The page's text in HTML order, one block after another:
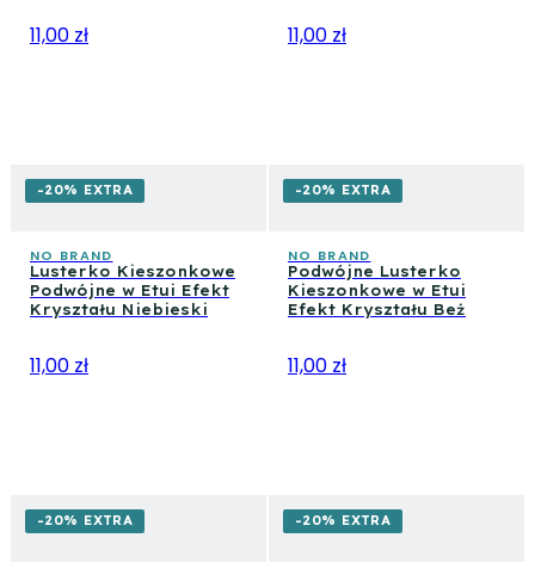
11,00 zł 11,00 zł
-20% EXTRA
NO BRAND
Lusterko Kieszonkowe
Podwójne w Etui Efekt
Kryształu Niebieski
11,00 zł
-20% EXTRA
NO BRAND
Podwójne Lusterko
Kieszonkowe w Etui
Efekt Kryształu Beż
11,00 zł
-20% EXTRA -20% EXTRA